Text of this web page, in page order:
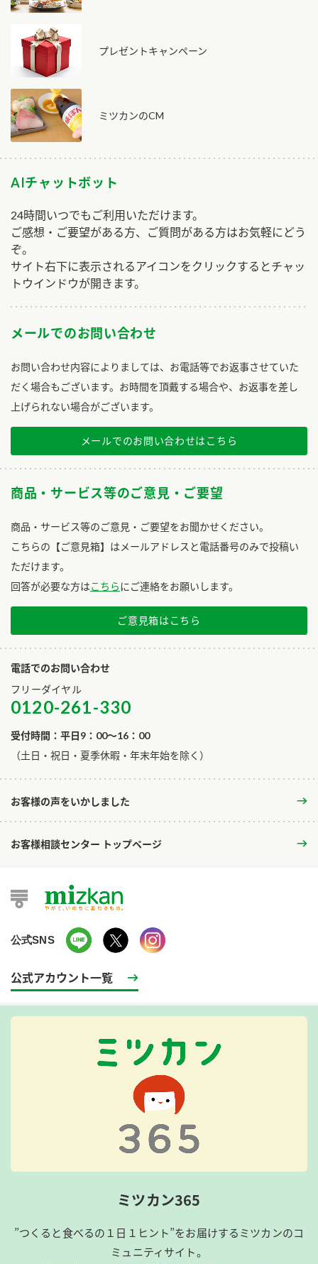
プレゼントキャンペーン
ミツカンのCM
AIチャットボット
24時間いつでもご利用いただけます。
ご感想・ご要望がある方、ご質問がある方はお気軽にどう
ぞ。
サイト右下に表示されるアイコンをクリックするとチャッ
トウインドウが開きます。
メールでのお問い合わせ
お問い合わせ内容によりましては、お電話等でお返事させていた
だく場合もございます。お時間を頂戴する場合や、お返事を差し
上げられない場合がございます。
メールでのお問い合わせはこちら
商品・サービス等のご意見・ご要望
商品・サービス等のご意見・ご要望をお聞かせください。
こちらの【ご意見箱】はメールアドレスと電話番号のみで投稿い
ただけます。
回答が必要な方はこちらにご連絡をお願いします。
ご意見箱はこちら
電話でのお問い合わせ
フリーダイヤル
0120-261-330
受付時間：平日9：00～16：00
​（土日・祝日・夏季休暇・年末年始を除く）
お客様の声をいかしました
お客様相談センター トップページ
公式SNS
公式アカウント一覧
ミツカン365
”つくると食べるの１日１ヒント”をお届けするミツカンのコ
ミュニティサイト。